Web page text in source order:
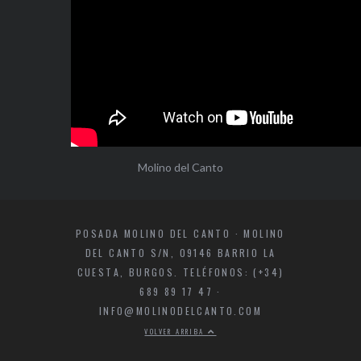
Molino del Canto
POSADA MOLINO DEL CANTO · MOLINO
DEL CANTO S/N, 09146 BARRIO LA
CUESTA, BURGOS. TELÉFONOS: (+34)
689 89 17 47 ·
INFO@MOLINODELCANTO.COM
VOLVER ARRIBA